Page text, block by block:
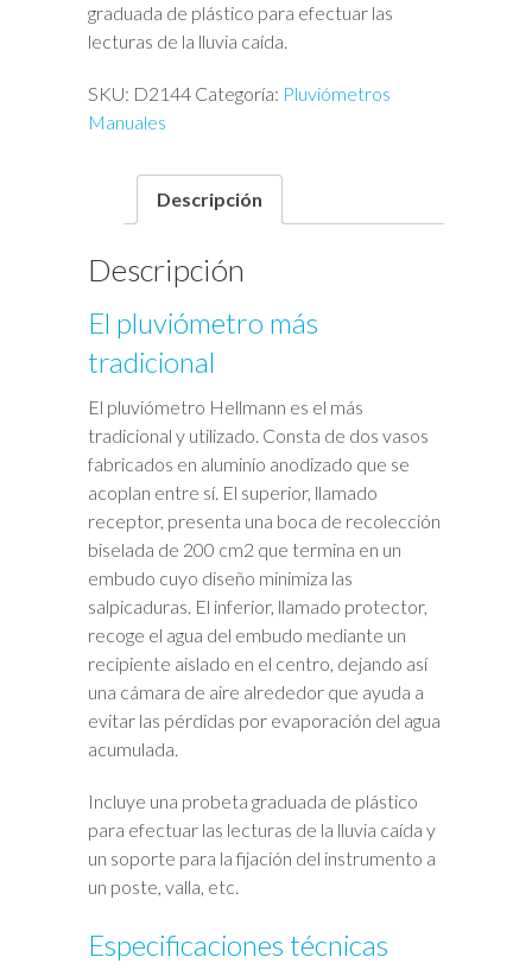
graduada de plástico para efectuar las
lecturas de la lluvia caída.
SKU: D2144 Categoría: Pluviómetros
Manuales
Descripción
Descripción
El pluviómetro más
tradicional
El pluviómetro Hellmann es el más
tradicional y utilizado. Consta de dos vasos
fabricados en aluminio anodizado que se
acoplan entre sí. El superior, llamado
receptor, presenta una boca de recolección
biselada de 200 cm2 que termina en un
embudo cuyo diseño minimiza las
salpicaduras. El inferior, llamado protector,
recoge el agua del embudo mediante un
recipiente aislado en el centro, dejando así
una cámara de aire alrededor que ayuda a
evitar las pérdidas por evaporación del agua
acumulada.
Incluye una probeta graduada de plástico
para efectuar las lecturas de la lluvia caída y
un soporte para la fijación del instrumento a
un poste, valla, etc.
Especificaciones técnicas